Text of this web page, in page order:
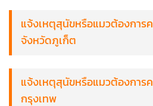
แจ้งเหตุสุนัขหรือแมวต้องการค
จังหวัดภูเก็ต
ตั้งแต่เวลา 08:00 น. ถึง 23:00
แจ้งเหตุสุนัขหรือแมวต้องการค
กรุงเทพ